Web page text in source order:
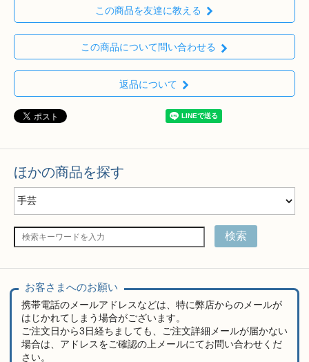
この商品を友達に教える
この商品について問い合わせる
返品について
ほかの商品を探す
検索
お客さまへのお願い
携帯電話のメールアドレスなどは、特に弊店からのメールが
はじかれてしまう場合がございます。
ご注文日から3日経ちましても、ご注文詳細メールが届かない
場合は、アドレスをご確認の上メールにてお問い合わせくだ
さい。